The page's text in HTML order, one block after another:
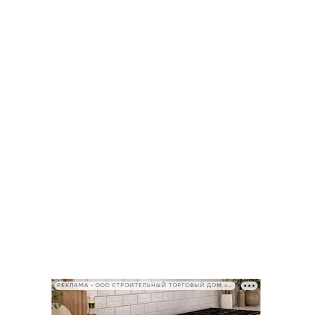
РЕКЛАМА • ООО СТРОИТЕЛЬНЫЙ ТОРГОВЫЙ ДОМ «ПЕТРОВИЧ», ИНН 7802348846